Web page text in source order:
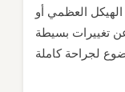
العظمي أو
تغييرات بسيطة